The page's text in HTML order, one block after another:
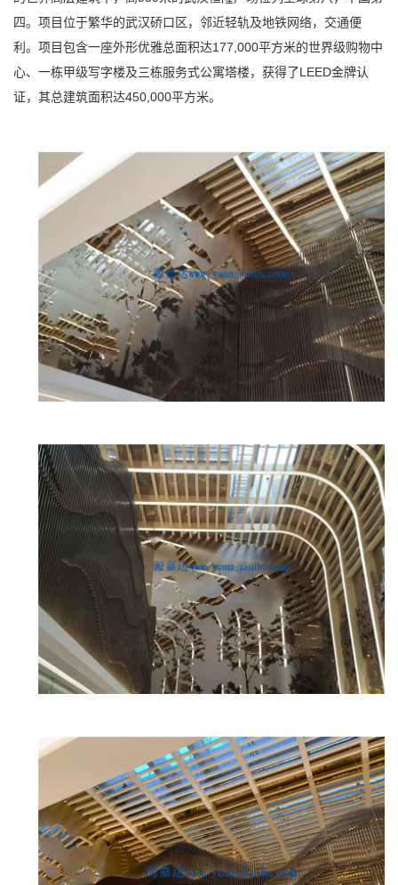
四。项目位于繁华的武汉硚口区，邻近轻轨及地铁网络，交通便
利。 项目包含一座外形优雅总面积达177,000平方米的世界级购物中
心、一栋甲级写字楼及三栋服务式公寓塔楼，获得了LEED金牌认
证，其总建筑面积达450,000平方米。